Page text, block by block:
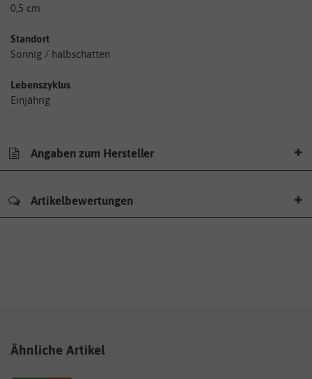
0,5 cm
Standort
Sonnig / halbschatten
Lebenszyklus
Einjährig
Angaben zum Hersteller
Artikelbewertungen
Ähnliche Artikel